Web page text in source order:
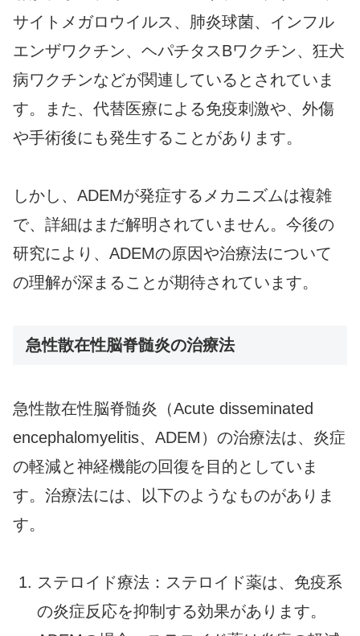
サイトメガロウイルス、肺炎球菌、インフル
エンザワクチン、ヘパチタスBワクチン、狂犬
病ワクチンなどが関連しているとされていま
す。また、代替医療による免疫刺激や、外傷
や手術後にも発生することがあります。
しかし、ADEMが発症するメカニズムは複雑
で、詳細はまだ解明されていません。今後の
研究により、ADEMの原因や治療法について
の理解が深まることが期待されています。
急性散在性脳脊髄炎の治療法
急性散在性脳脊髄炎（Acute disseminated
encephalomyelitis、ADEM）の治療法は、炎症
の軽減と神経機能の回復を目的としていま
す。治療法には、以下のようなものがありま
す。
ステロイド療法：ステロイド薬は、免疫系
の炎症反応を抑制する効果があります。